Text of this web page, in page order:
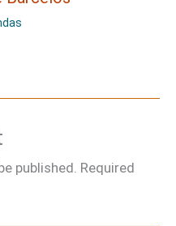
published. Required